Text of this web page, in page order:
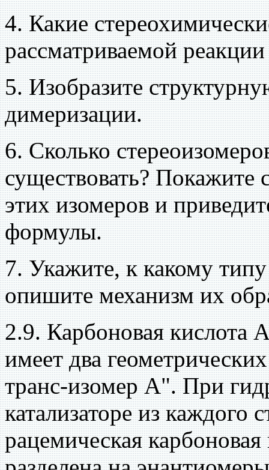
4. Какие
рассматриваемой
5. Изобразите
димеризации.
6. Сколько
существовать? Покажите
этих изомеров и
формулы.
7. Укажите, к какому
опишите механизм их
2.9. Карбоновая
имеет два
транс-изомер А". При
катализаторе из каждого
рацемическая